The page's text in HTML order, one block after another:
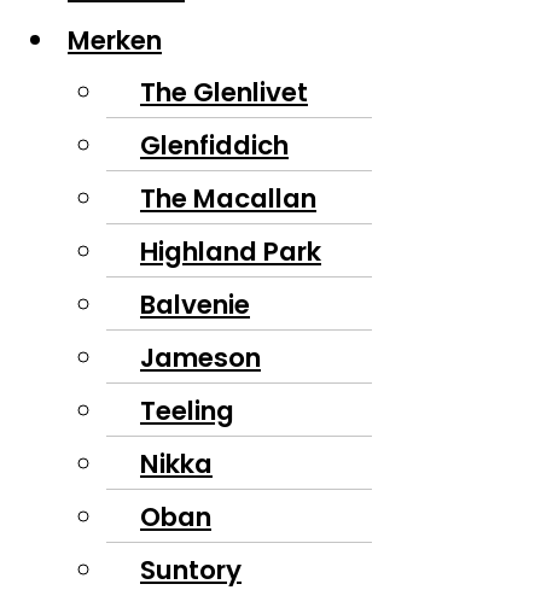
Merken
The Glenlivet
Glenfiddich
The Macallan
Highland Park
Balvenie
Jameson
Teeling
Nikka
Oban
Suntory